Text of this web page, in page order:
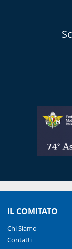
IL COMITATO
Chi Siamo
Contatti